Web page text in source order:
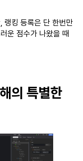
랭킹 등록은 단 한번만
운 점수가 나왔을 때
의 특별한